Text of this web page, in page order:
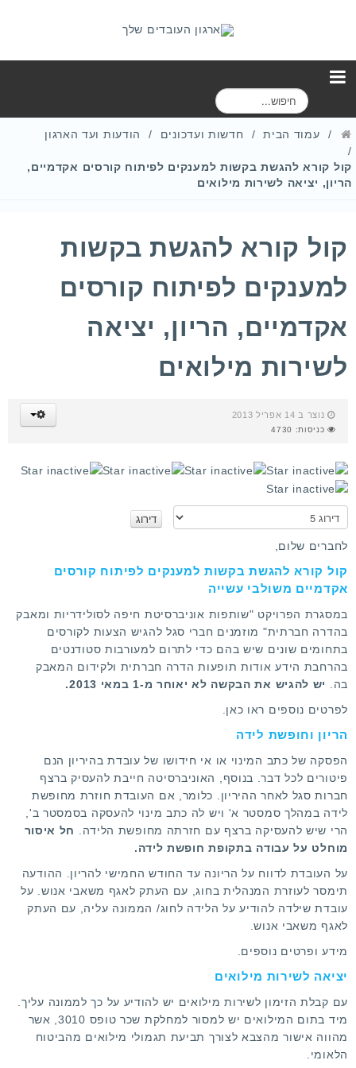
ח
י
עמוד הבית חדשות ועדכונים הודעות ועד הארגון
קול קורא להגשת בקשות למענקים לפיתוח קורסים אקדמיים,
הריון, יציאה לשירות מילואים
קול קורא להגשת בקשות
למענקים לפיתוח קורסים
אקדמיים, הריון, יציאה
לשירות מילואים
נוצר ב 14 אפריל 2013
כניסות: 4730
נ
א
ר
ג
לחברים שלום,
קול קורא להגשת בקשות למענקים לפיתוח קורסים
אקדמיים משולבי עשייה
במסגרת הפרויקט "שותפות אוניברסיטת חיפה לסולידריות ומאבק
בהדרה חברתית" מוזמנים חברי סגל להגיש הצעות לקורסים
בתחומים שונים שיש בהם כדי לתרום למעורבות סטודנטים
בהרחבת הידע אודות תופעות הדרה חברתית ולקידום המאבק
בה.
יש להגיש את הבקשה לא יאוחר מ-1 במאי 2013.
לפרטים נוספים ראו כאן.
הריון וחופשת לידה
הפסקה של כתב המינוי או אי חידושו של עובדת בהיריון הנם
פיטורים לכל דבר. בנוסף, האוניברסיטה חייבת להעסיק ברצף
חברות סגל לאחר ההיריון. כלומר, אם העובדת חוזרת מחופשת
לידה במהלך סמסטר א' ויש לה כתב מינוי להעסקה בסמסטר ב',
הרי שיש להעסיקה ברצף עם חזרתה מחופשת הלידה.
חל איסור
מוחלט על עבודה בתקופת חופשת לידה.
על העובדת לדווח על הריונה עד החודש החמישי להריון. ההודעה
תימסר לעוזרת המנהלית בחוג, עם העתק לאגף משאבי אנוש. על
עובדת שילדה להודיע על הלידה לחוג/ הממונה עליה, עם העתק
לאגף משאבי אנוש.
מידע ופרטים נוספים.
יציאה לשירות מילואים
עם קבלת הזימון לשירות מילואים יש להודיע על כך לממונה עליך.
מיד בתום המילואים יש למסור למחלקת שכר טופס 3010, אשר
מהווה אישור מהצבא לצורך תביעת תגמולי מילואים מהביטוח
הלאומי.